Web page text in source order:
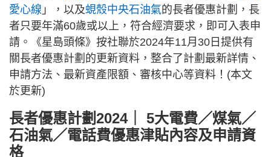
愛心線 」，以及蜆殼中央石油氣的長者優惠計劃，長
者只要年滿60歲或以上，符合經濟要求，即可入表申
請。《星島頭條》按社聯於2024年11月30日提供有
關長者優惠計劃的更新資料，整合了計劃最新詳情、
申請方法、最新資產限額、審核中心等資料！(本文
於更新)
長者優惠計劃2024｜ 5大電費／煤氣／
石油氣／電話費優惠津貼內容及申請資
格